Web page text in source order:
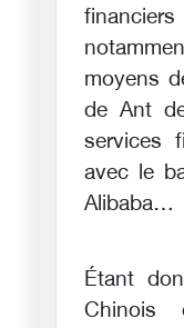
moyens
de Ant
services
avec le
Alibaba…
Étant
Chinois